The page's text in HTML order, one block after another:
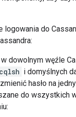
logowania do
dowolnym węźle
cqlsh i domyślnych
hasło na
do wszystkich